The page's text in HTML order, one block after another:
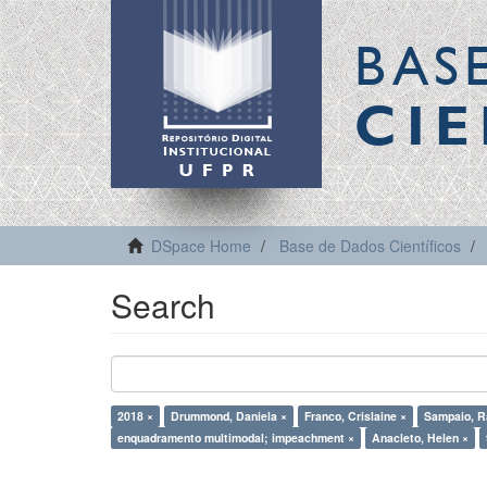
DSpace Home Base de Dados Científicos
Search
2018 × Drummond, Daniela × Franco, Crislaine ×
Sampaio,
enquadramento multimodal; impeachment ×
Anacleto, Helen ×